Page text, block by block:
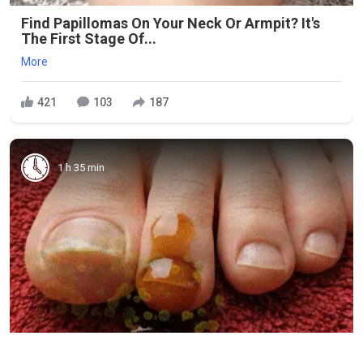
Find Papillomas On Your Neck Or Armpit? It's
The First Stage Of...
More
421 103 187
1 h 35 min